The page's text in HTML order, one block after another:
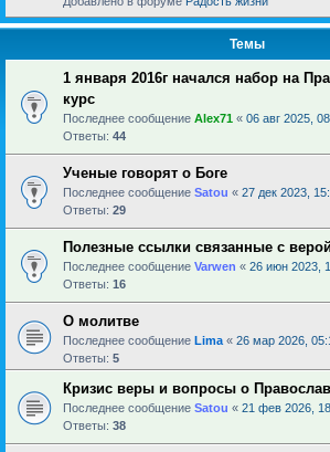
Темы
1 января 2016г начался набор на
курс
Последнее сообщение Alex71 « 06 авг 2025,
Ответы: 44
Ученые говорят о Боге
Последнее сообщение Satou « 27 дек 2023,
Ответы: 29
Полезные ссылки связанные с верой
Последнее сообщение Varwen « 26 июн 2023,
Ответы: 16
О молитве
Последнее сообщение Lima « 26 мар 2026,
Ответы: 5
Кризис веры и вопросы о
Последнее сообщение Satou « 21 фев 2026,
Ответы: 38